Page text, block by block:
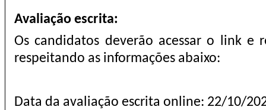
Avaliação escrita:
Os candidatos deverão acessar o link e
respeitando as informações abaixo:
Data da avaliação escrita online: 22/10/